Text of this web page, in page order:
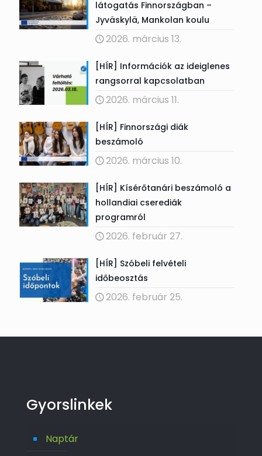
látogatás Finnországban –
Jyväskylä, Mankolan koulu
2026. március 13.
[HÍR] Információk az ideiglenes
rangsorral kapcsolatban
2026. március 11.
[HÍR] Finnországi diák
beszámoló
2026. március 10.
[HÍR] Kísérőtanári beszámoló a
hollandiai cserediák
programról
2026. február 27.
[HÍR] Szóbeli felvételi
időbeosztás
2026. február 25.
Gyorslinkek
Naptár